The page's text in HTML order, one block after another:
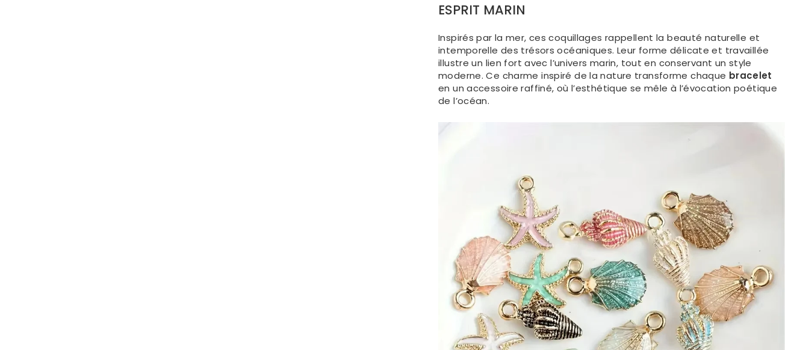
ESPRIT MARIN
Inspirés par la mer, ces coquillages rappellent la beauté naturelle et
intemporelle des trésors océaniques. Leur forme délicate et travaillée
illustre un lien fort avec l’univers marin, tout en conservant un style
moderne. Ce charme inspiré de la nature transforme chaque bracelet
en un accessoire raffiné, où l’esthétique se mêle à l’évocation poétique
de l’océan.